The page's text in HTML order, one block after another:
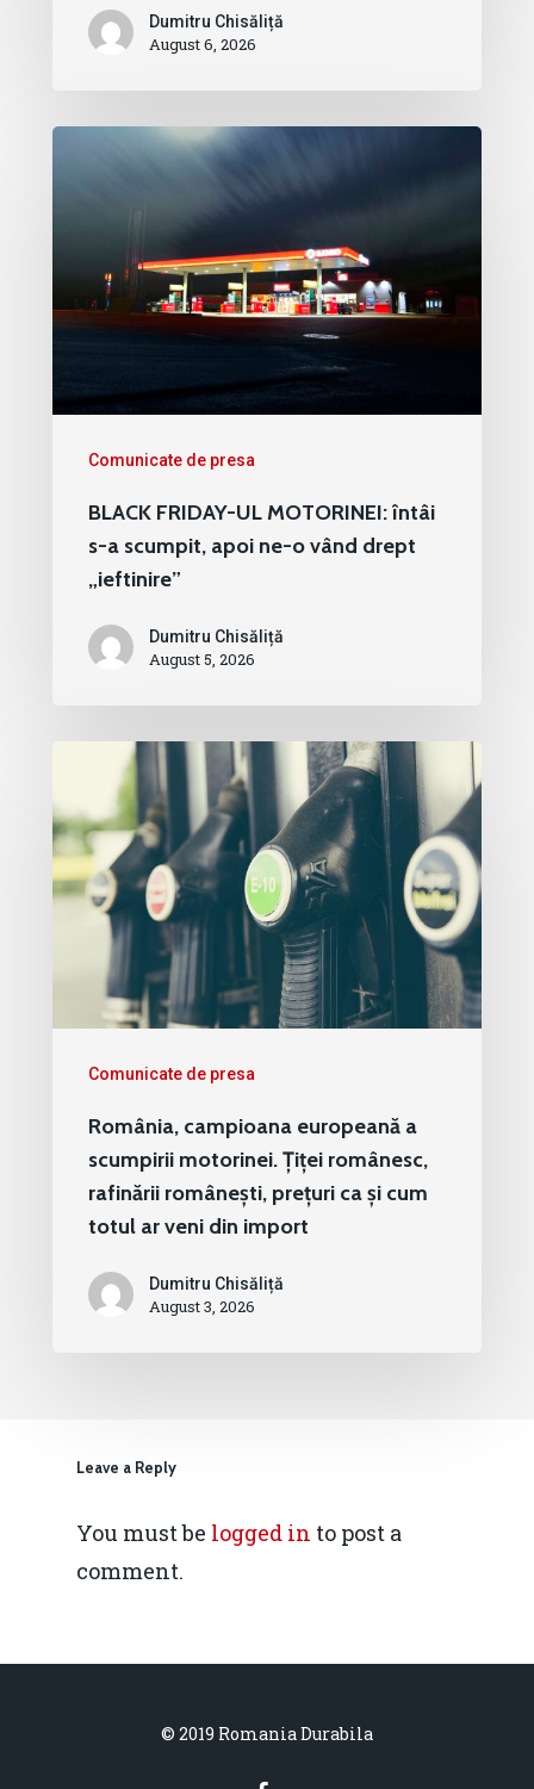
Dumitru Chisăliță
August 6, 2026
Comunicate de presa
BLACK FRIDAY-UL MOTORINEI: întâi
s-a scumpit, apoi ne-o vând drept
„ieftinire”
Dumitru Chisăliță
August 5, 2026
Comunicate de presa
România, campioana europeană a
scumpirii motorinei. Țiței românesc,
rafinării românești, prețuri ca și cum
totul ar veni din import
Dumitru Chisăliță
August 3, 2026
Leave a Reply
You must be logged in to post a
comment.
© 2019 Romania Durabila